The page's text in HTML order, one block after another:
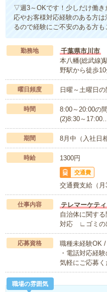
▽週3～OKです！少しだけ働
応やお客様対応経験のある方
るので経験にご不安のある方
勤務地
千葉県市川市
本八幡(総武線)
野駅から徒歩10
曜日頻度 日曜～土曜日
時間
8:00～20:00の
(2)8:30～
期間 8月中（入社日
時給 1300円
交通費
交通費支給（月
仕事内容
テレマーケテ
自治体に関す
対応 ∟ゴミの
応募資格
職種未経験OK
・電話対応経
気軽にご応募
職場の雰囲気